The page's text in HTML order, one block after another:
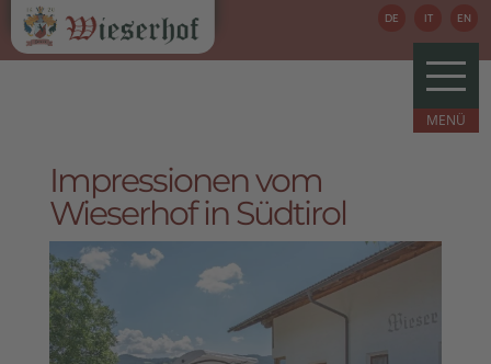
DE IT EN
Impressionen vom
Wieserhof in Südtirol